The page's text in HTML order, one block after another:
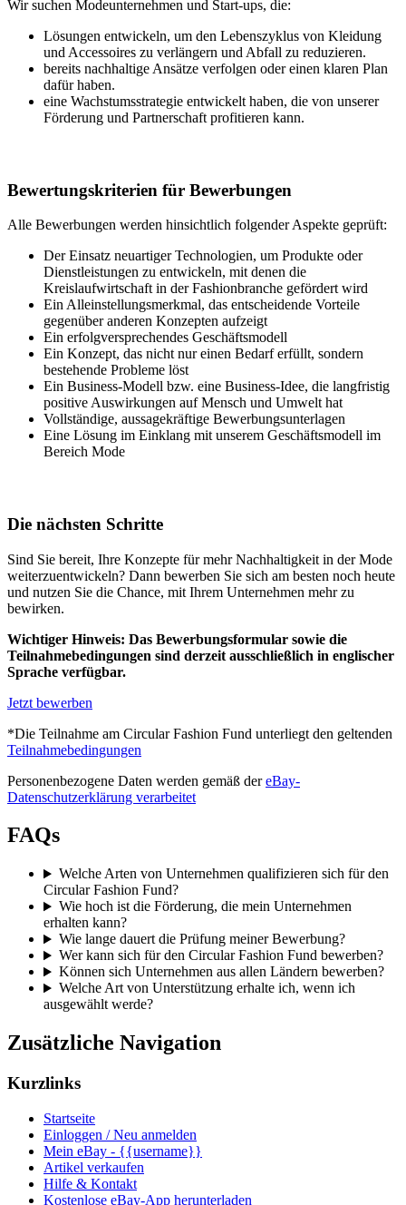
Wir suchen Modeunternehmen und Start-ups, die:
Lösungen entwickeln, um den Lebenszyklus von Kleidung
und Accessoires zu verlängern und Abfall zu reduzieren.
bereits nachhaltige Ansätze verfolgen oder einen klaren Plan
dafür haben.
eine Wachstumsstrategie entwickelt haben, die von unserer
Förderung und Partnerschaft profitieren kann.
Bewertungskriterien für Bewerbungen
Alle Bewerbungen werden hinsichtlich folgender Aspekte geprüft:
Der Einsatz neuartiger Technologien, um Produkte oder
Dienstleistungen zu entwickeln, mit denen die
Kreislaufwirtschaft in der Fashionbranche gefördert wird
Ein Alleinstellungsmerkmal, das entscheidende Vorteile
gegenüber anderen Konzepten aufzeigt
Ein erfolgversprechendes Geschäftsmodell
Ein Konzept, das nicht nur einen Bedarf erfüllt, sondern
bestehende Probleme löst
Ein Business-Modell bzw. eine Business-Idee, die langfristig
positive Auswirkungen auf Mensch und Umwelt hat
Vollständige, aussagekräftige Bewerbungsunterlagen
Eine Lösung im Einklang mit unserem Geschäftsmodell im
Bereich Mode
Die nächsten Schritte
Sind Sie bereit, Ihre Konzepte für mehr Nachhaltigkeit in der Mode
weiterzuentwickeln? Dann bewerben Sie sich am besten noch heute
und nutzen Sie die Chance, mit Ihrem Unternehmen mehr zu
bewirken.
Wichtiger Hinweis: Das Bewerbungsformular sowie die
Teilnahmebedingungen sind derzeit ausschließlich in englischer
Sprache verfügbar.
Jetzt bewerben
*Die Teilnahme am Circular Fashion Fund unterliegt den geltenden
Teilnahmebedingungen
Personenbezogene Daten werden gemäß dereBay-
Datenschutzerklärung verarbeitet
FAQs
Welche Arten von Unternehmen qualifizieren sich für den
Circular Fashion Fund?
Wie hoch ist die Förderung, die mein Unternehmen
erhalten kann?
Wie lange dauert die Prüfung meiner Bewerbung?
Wer kann sich für den Circular Fashion Fund bewerben?
Können sich Unternehmen aus allen Ländern bewerben?
Welche Art von Unterstützung erhalte ich, wenn ich
ausgewählt werde?
Zusätzliche Navigation
Kurzlinks
Startseite
Einloggen / Neu anmelden
Mein eBay - {{username}}
Artikel verkaufen
Hilfe & Kontakt
Kostenlose eBay-App herunterladen